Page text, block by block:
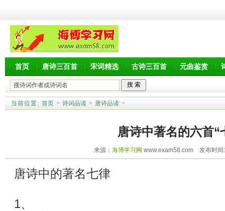
首页 唐诗三百首 宋词精选 古诗三百首 元曲鉴赏
当前位置: 首页 > 诗词品读 > 唐诗品读 >
唐诗中著名的六首“
来源： 海博学习网 www.exam58.com 发布时间
唐诗中的著名七律
1、